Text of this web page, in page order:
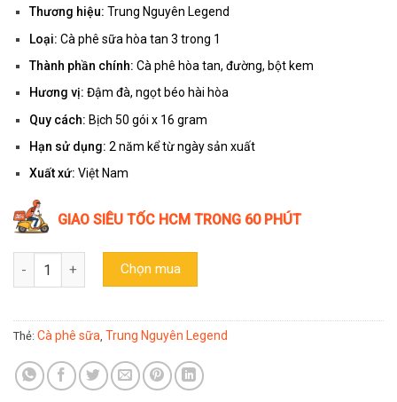
Thương hiệu: Trung Nguyên Legend
Loại: Cà phê sữa hòa tan 3 trong 1
Thành phần chính: Cà phê hòa tan, đường, bột kem
Hương vị: Đậm đà, ngọt béo hài hòa
Quy cách: Bịch 50 gói x 16 gram
Hạn sử dụng: 2 năm kể từ ngày sản xuất
Xuất xứ: Việt Nam
GIAO SIÊU TỐC HCM TRONG 60 PHÚT
Cà phê sữa hòa tan G7 Trung Nguyên 3in1 bịch 50 gói x 16g số
Chọn mua
Thẻ: Cà phê sữa, Trung Nguyên Legend